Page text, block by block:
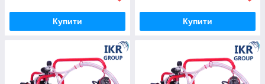
Купити Купити